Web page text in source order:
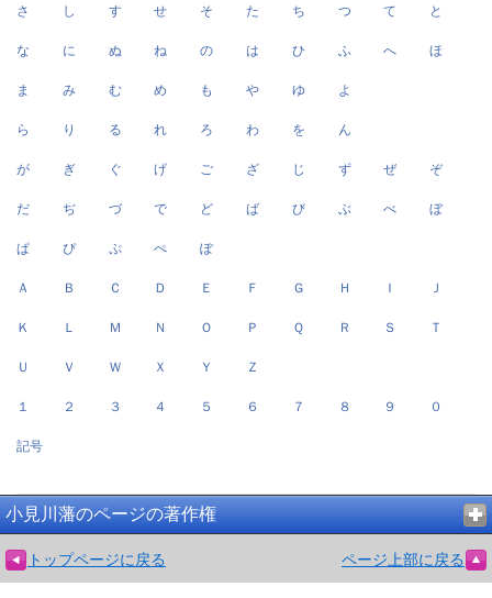
さ し す せ そ た ち つ て と
な に ぬ ね の は ひ ふ へ ほ
ま み む め も や ゆ よ
ら り る れ ろ わ を ん
が ぎ ぐ げ ご ざ じ ず ぜ ぞ
だ ぢ づ で ど ば び ぶ べ ぼ
ぱ ぴ ぷ ぺ ぽ
Ａ Ｂ Ｃ Ｄ Ｅ Ｆ Ｇ Ｈ Ｉ Ｊ
Ｋ Ｌ Ｍ Ｎ Ｏ Ｐ Ｑ Ｒ Ｓ Ｔ
Ｕ Ｖ Ｗ Ｘ Ｙ Ｚ
１ ２ ３ ４ ５ ６ ７ ８ ９ ０
記号
小見川藩のページの著作権
トップページに戻る ページ上部に戻る